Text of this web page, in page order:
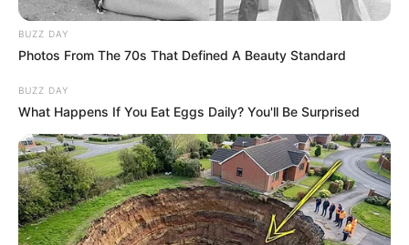
11:25 / 06 Avqust 2026
DSMF açıqlama yaydı
69 0 0
BUZZ DAY
Photos From The 70s That Defined A Beauty Standard
BUZZ DAY
What Happens If You Eat Eggs Daily? You'll Be Surprised